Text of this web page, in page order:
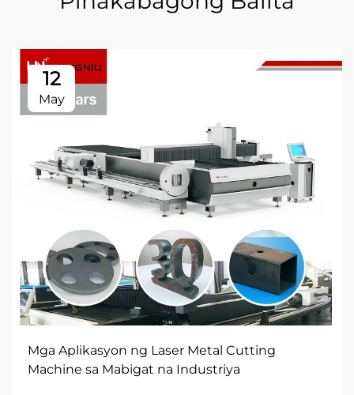
12
May
Mga Aplikasyon ng Laser Metal Cutting
Machine sa Mabigat na Industriya